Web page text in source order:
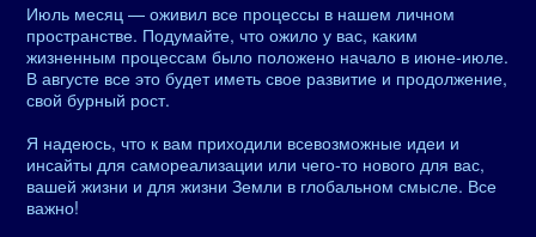
Июль месяц — оживил все процессы в нашем личном
пространстве. Подумайте, что ожило у вас, каким
жизненным процессам было положено начало в июне-июле.
В августе все это будет иметь свое развитие и продолжение,
свой бурный рост.
Я надеюсь, что к вам приходили всевозможные идеи и
инсайты для самореализации или чего-то нового для вас,
вашей жизни и для жизни Земли в глобальном смысле. Все
важно!